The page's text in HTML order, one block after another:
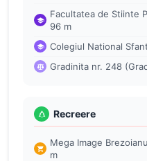
Facultatea de Stiinte
96 m
Colegiul National
Gradinita nr. 248
Recreere
Mega Image
m